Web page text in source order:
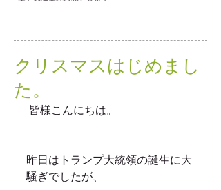
クリスマスはじめまし
た。
皆様こんにちは。
昨日はトランプ大統領の誕生に大
騒ぎでしたが、